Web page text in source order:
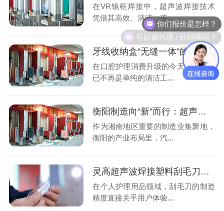
在VR镜框焊接中，超声波焊接技术
凭借其高效、清洁、连...
牙线收纳盒“无缝一体”的秘密：为什么高端品牌都在用超声波焊接？
在口腔护理消费升级的今天，牙线早
已不再是单纯的清洁工...
衡阳制造向“新”而行：超声波焊接设备面临的三个升级方向
作为湘南地区重要的制造业集聚地，
衡阳的产业布局里，汽...
灵高超声波焊接塑料刮毛刀：重新定义精密与卫生的制造标准
在个人护理用品领域，刮毛刀的制造
精度直接关乎用户体验...
你们报价是怎样？
可以做代理 / 经销商吗？